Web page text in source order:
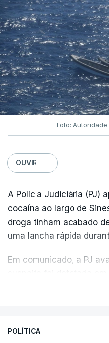
Foto:
OUVIR
A Polícia Judiciária (PJ)
cocaína ao largo de
droga tinham acabado
uma lancha rápida
Em comunicado, a PJ
desencadeando uma
POLÍTICA